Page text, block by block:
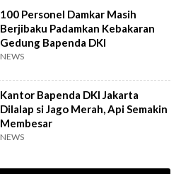
100 Personel Damkar Masih
Berjibaku Padamkan Kebakaran
Gedung Bapenda DKI
NEWS
Kantor Bapenda DKI Jakarta
Dilalap si Jago Merah, Api Semakin
Membesar
NEWS